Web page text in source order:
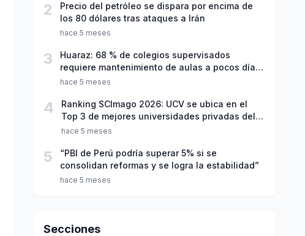
2
Precio del petróleo se dispara por encima de
los 80 dólares tras ataques a Irán
hace 5 meses
3
Huaraz: 68 % de colegios supervisados
requiere mantenimiento de aulas a pocos días
de inicio del año escolar 2026
hace 5 meses
4
Ranking SCImago 2026: UCV se ubica en el
Top 3 de mejores universidades privadas del
Perú
hace 5 meses
5
“PBI de Perú podría superar 5% si se
consolidan reformas y se logra la estabilidad”
hace 5 meses
Secciones